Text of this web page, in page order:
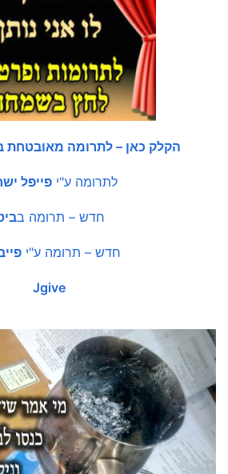
הקלק כאן – לתרומה מאובטחת
לתרומה ע"י פייפל
חדש – תרומה ב
חדש – תרומה ע"י
Jgive